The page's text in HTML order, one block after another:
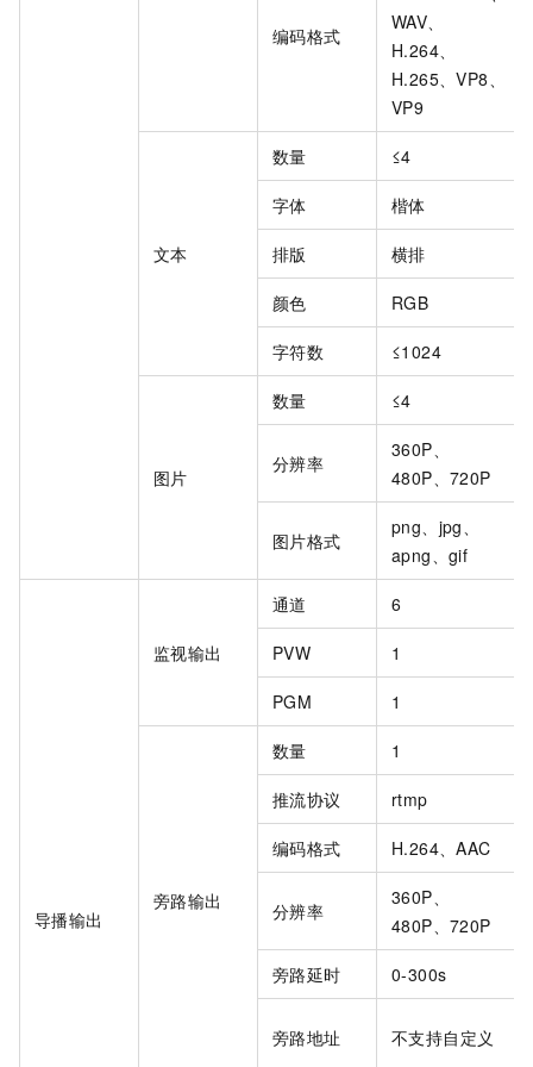
编码格式
WAV、
H.264、
H.265、VP8、
VP9
文本
数量 ≤4
字体 楷体
排版 横排
颜色 RGB
字符数 ≤1024
图片
数量 ≤4
分辨率
360P、
480P、720P
图片格式
png、jpg、
apng、gif
导播输出
监视输出
通道 6
PVW 1
PGM 1
旁路输出
数量 1
推流协议 rtmp
编码格式 H.264、AAC
分辨率
360P、
480P、720P
旁路延时 0-300s
旁路地址 不支持自定义